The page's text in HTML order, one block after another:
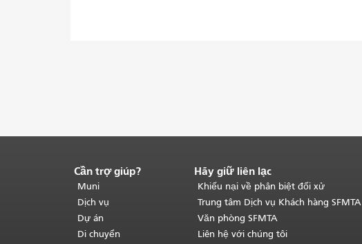
Kết
thúc
nội
dung
trang.Phần
Cần trợ giúp?
Muni
Dịch vụ
Dự án
Di chuyển
Hãy giữ liên lạc
Khiếu nại về phân biệt đối xử
Trung tâm Dịch vụ Khách hàng SFMTA
Văn phòng SFMTA
Liên hệ với chúng tôi